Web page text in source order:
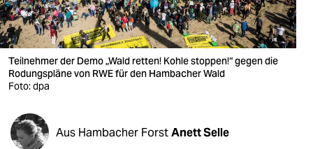
wahrheit
verlag
verlag
shop
Teilnehmer der Demo „Wald retten! Kohle stoppen!“ gegen die
Rodungspläne von RWE für den Hambacher Wald
Foto: dpa
Aus Hambacher ForstAnett Selle